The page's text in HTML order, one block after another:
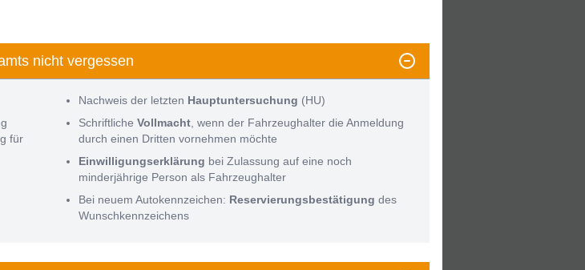
nicht vergessen
für
Nachweis der letzten Hauptuntersuchung (HU)
Schriftliche Vollmacht , wenn der Fahrzeughalter die Anmeldung
durch einen Dritten vornehmen möchte
Einwilligungserklärung bei Zulassung auf eine noch
minderjährige Person als Fahrzeughalter
Bei neuem Autokennzeichen: Reservierungsbestätigung des
Wunschkennzeichens